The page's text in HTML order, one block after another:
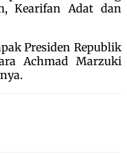
Kearifan Adat dan
Presiden Republik
Achmad Marzuki